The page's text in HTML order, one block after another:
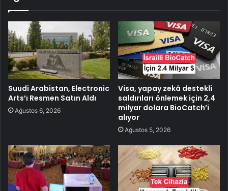
Suudi Arabistan, Electronic
Arts’ı Resmen Satın Aldı
Ağustos 6, 2026
Visa, yapay zekâ destekli
saldırıları önlemek için 2,4
milyar dolara BioCatch’i
alıyor
Ağustos 5, 2026